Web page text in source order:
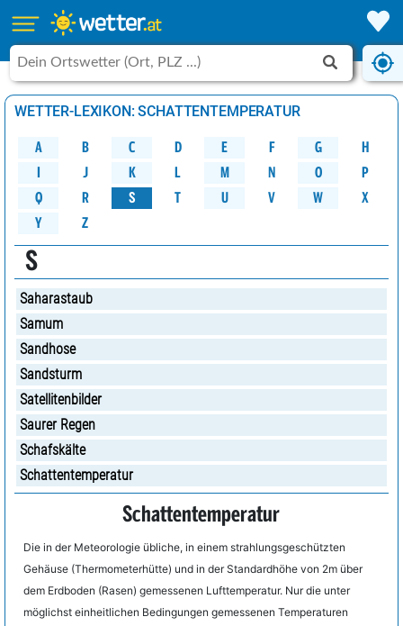
WETTER-LEXIKON: SCHATTENTEMPERATUR
A B C D E F G H
J K L M N O
P
Q
R S T U V W X
Y Z
S
Saharastaub
Samum
Sandhose
Sandsturm
Satellitenbilder
Saurer Regen
Schafskälte
Schattentemperatur
Schattentemperatur
Die in der Meteorologie übliche, in einem strahlungsgeschützten
Gehäuse (Thermometerhütte) und in der Standardhöhe von 2m über
dem Erdboden (Rasen) gemessenen Lufttemperatur. Nur die unter
möglichst einheitlichen Bedingungen gemessenen Temperaturen